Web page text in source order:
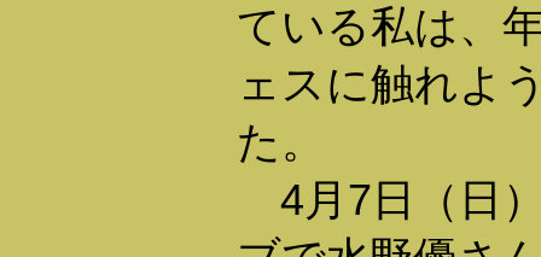
ている私は、
ェスに触れよ
た。
4月7日（日